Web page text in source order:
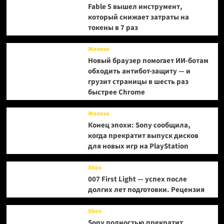
Fable 5 вышел инструмент,
который снижает затраты на
токены в 7 раз
Железо
Новый браузер помогает ИИ-ботам
обходить антибот-защиту — и
грузит страницы в шесть раз
быстрее Chrome
Железо
Конец эпохи: Sony сообщила,
когда прекратит выпуск дисков
для новых игр на PlayStation
Xbox
007 First Light — успех после
долгих лет подготовки. Рецензия
Xbox